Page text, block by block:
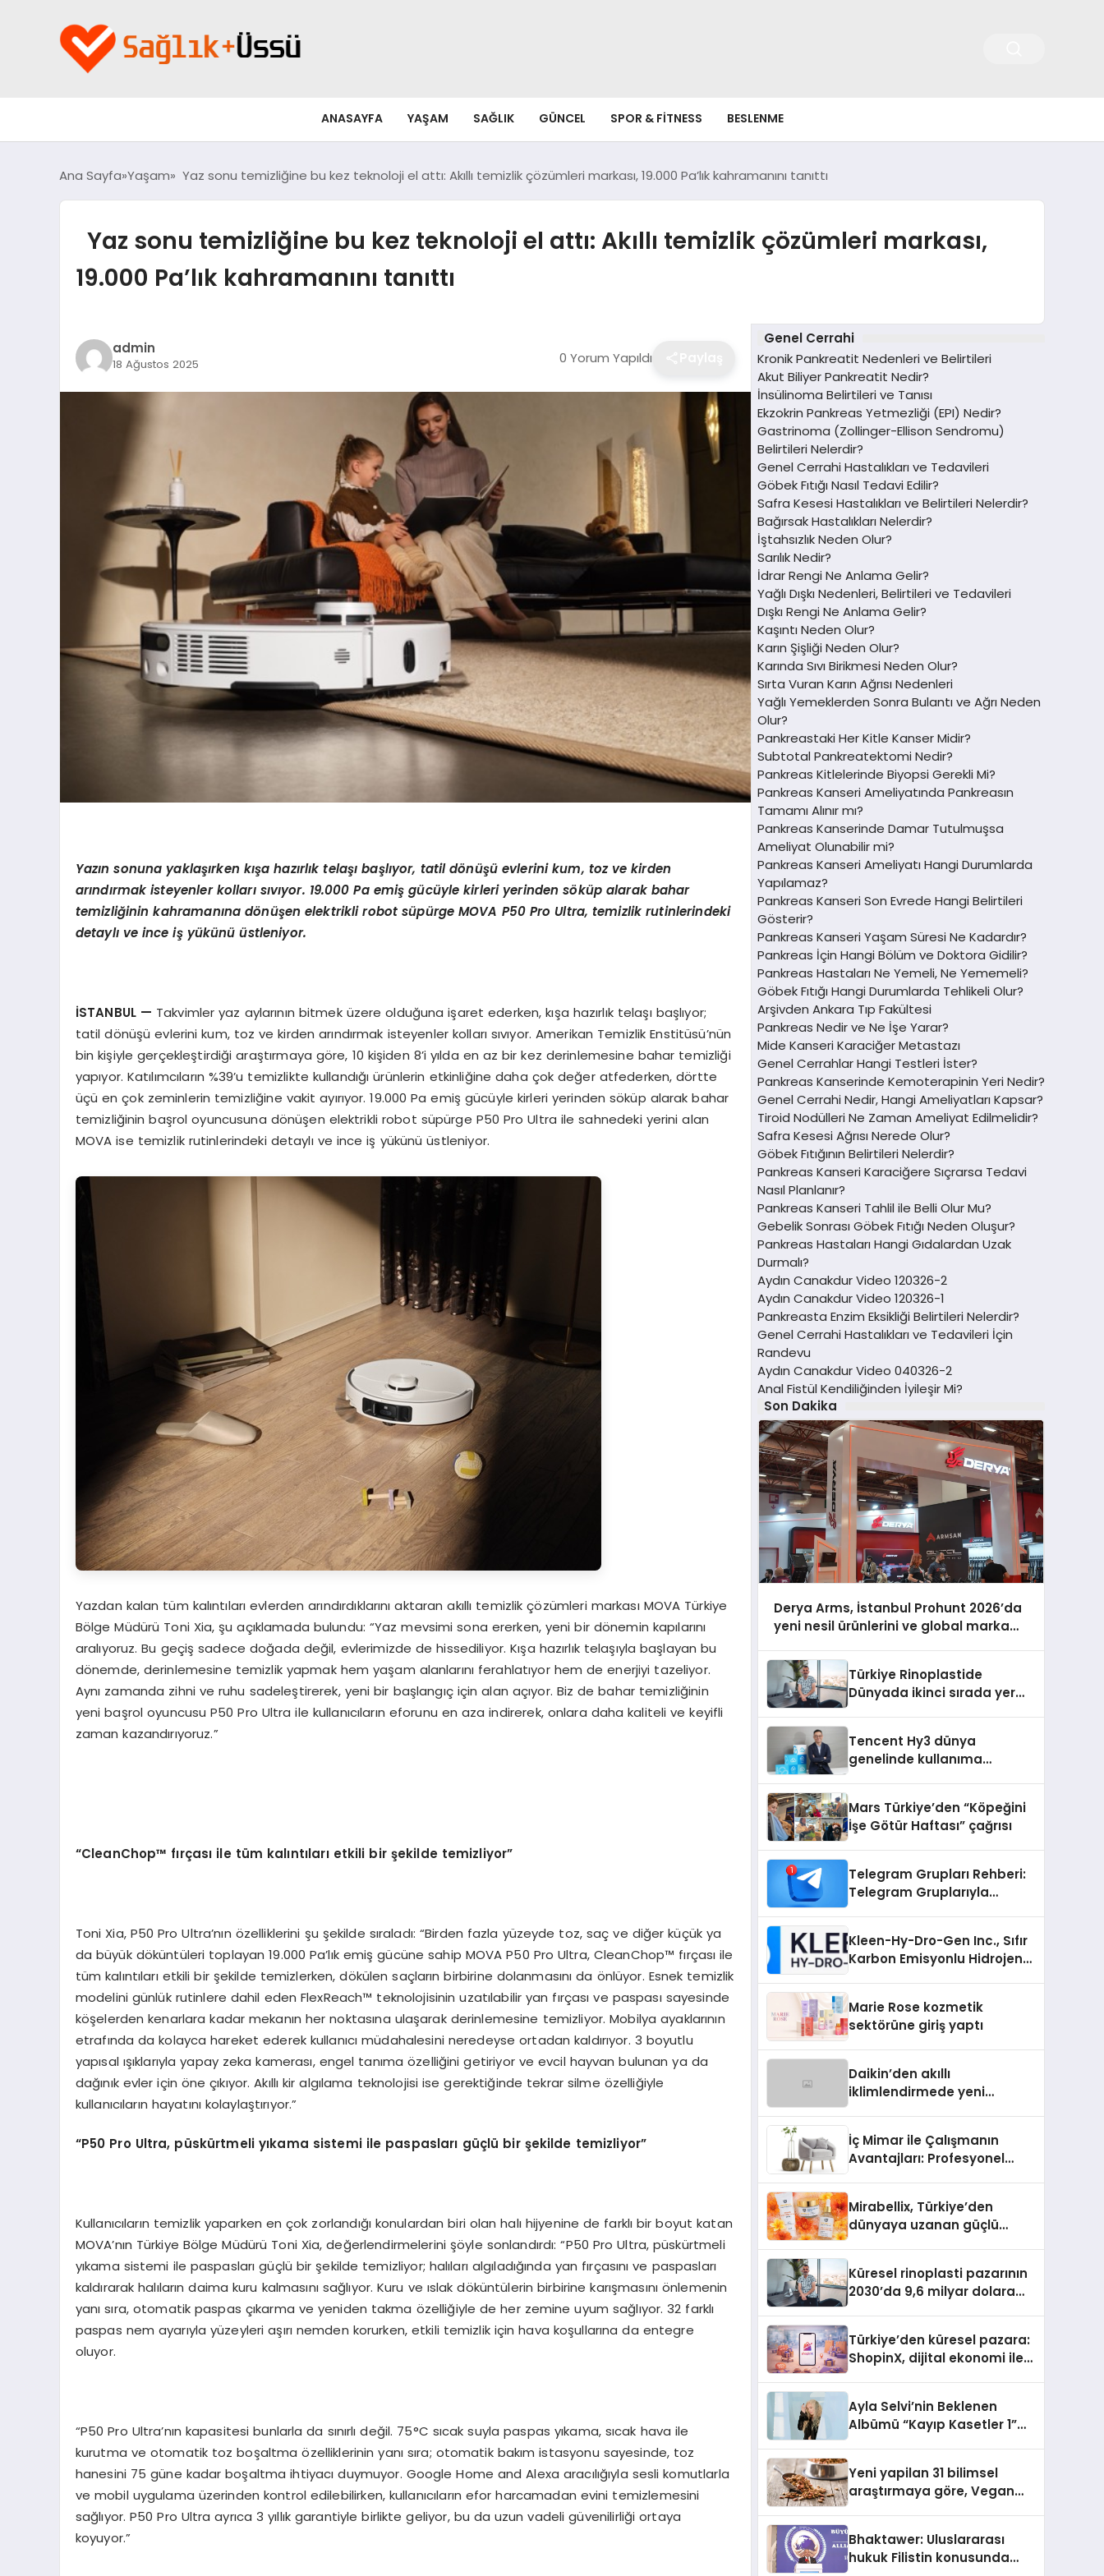
ANASAYFA YAŞAM SAĞLIK GÜNCEL SPOR & FITNESS BESLENME
Ana Sayfa Yaşam Yaz sonu temizliğine bu kez teknoloji el attı: Akıllı temizlik çözümleri markası, 19.000 Pa’lık kahramanını tanıttı
Yaz sonu temizliğine bu kez teknoloji el attı: Akıllı temizlik çözümleri markası,
19.000 Pa’lık kahramanını tanıttı
admin
18 Ağustos 2025 0 Yorum Yapıldı
Yazın sonuna yaklaşırken kışa hazırlık telaşıbaşlıyor, tatil dönüşü evlerini kum, toz ve kirden
arındırmak isteyenler kolları sıvıyor. 19.000 Pa emişgücüyle kirleri yerinden söküp alarak bahar
temizliğinin kahramanına dönüşen elektrikli robot süpürge MOVA P50 Pro Ultra, temizlik rutinlerindeki
detaylı ve ince iş yükünü üstleniyor.
İSTANBUL — Takvimler yaz aylarının bitmek üzere olduğuna işaret ederken, kışa hazırlık telaşı başlıyor;
tatil dönüşü evlerini kum, toz ve kirden arındırmak isteyenler kolları sıvıyor. Amerikan Temizlik Enstitüsü’nün
bin kişiyle gerçekleştirdiği araştırmaya göre, 10 kişiden 8’i yılda en az bir kez derinlemesine bahar temizliği
yapıyor. Katılımcıların %39’u temizlikte kullandığı ürünlerin etkinliğine daha çok değer atfederken, dörtte
üçü en çok zeminlerin temizliğine vakit ayırıyor. 19.000 Pa emiş gücüyle kirleri yerinden söküp alarak bahar
temizliğinin başrol oyuncusuna dönüşen elektrikli robot süpürge P50 Pro Ultra ile sahnedeki yerini alan
MOVA ise temizlik rutinlerindeki detaylı ve ince iş yükünü üstleniyor.
Yazdan kalan tüm kalıntıları evlerden arındırdıklarını aktaran akıllı temizlik çözümleri markası MOVA Türkiye
Bölge Müdürü Toni Xia, şu açıklamada bulundu: “Yaz mevsimi sona ererken, yeni bir dönemin kapılarını
aralıyoruz. Bu geçiş sadece doğada değil, evlerimizde de hissediliyor. Kışa hazırlık telaşıyla başlayan bu
dönemde, derinlemesine temizlik yapmak hem yaşam alanlarını ferahlatıyor hem de enerjiyi tazeliyor.
Aynı zamanda zihni ve ruhu sadeleştirerek, yeni bir başlangıç için alan açıyor. Biz de bahar temizliğinin
yeni başrol oyuncusu P50 Pro Ultra ile kullanıcıların eforunu en aza indirerek, onlara daha kaliteli ve keyifli
zaman kazandırıyoruz.”
“CleanChop™ fırçası ile tüm kalıntıları etkili bir şekilde temizliyor”
Toni Xia, P50 Pro Ultra’nın özelliklerini şu şekilde sıraladı: “Birden fazla yüzeyde toz, saç ve diğer küçük ya
da büyük döküntüleri toplayan 19.000 Pa’lık emiş gücüne sahip MOVA P50 Pro Ultra, CleanChop™ fırçası ile
tüm kalıntıları etkili bir şekilde temizlerken, dökülen saçların birbirine dolanmasını da önlüyor. Esnek temizlik
modelini günlük rutinlere dahil eden FlexReach™ teknolojisinin uzatılabilir yan fırçası ve paspası sayesinde
köşelerden kenarlara kadar mekanın her noktasına ulaşarak derinlemesine temizliyor. Mobilya ayaklarının
etrafında da kolayca hareket ederek kullanıcı müdahalesini neredeyse ortadan kaldırıyor. 3 boyutlu
yapısal ışıklarıyla yapay zeka kamerası, engel tanıma özelliğini getiriyor ve evcil hayvan bulunan ya da
dağınık evler için öne çıkıyor. Akıllı kir algılama teknolojisi ise gerektiğinde tekrar silme özelliğiyle
kullanıcıların hayatını kolaylaştırıyor.”
“P50 Pro Ultra, püskürtmeli yıkama sistemi ile paspasları güçlü bir şekilde temizliyor”
Kullanıcıların temizlik yaparken en çok zorlandığı konulardan biri olan halı hijyenine de farklı bir boyut katan
MOVA’nın Türkiye Bölge Müdürü Toni Xia, değerlendirmelerini şöyle sonlandırdı: “P50 Pro Ultra, püskürtmeli
yıkama sistemi ile paspasları güçlü bir şekilde temizliyor; halıları algıladığında yan fırçasını ve paspasları
kaldırarak halıların daima kuru kalmasını sağlıyor. Kuru ve ıslak döküntülerin birbirine karışmasını önlemenin
yanı sıra, otomatik paspas çıkarma ve yeniden takma özelliğiyle de her zemine uyum sağlıyor. 32 farklı
paspas nem ayarıyla yüzeyleri aşırı nemden korurken, etkili temizlik için hava koşullarına da entegre
oluyor.
“P50 Pro Ultra’nın kapasitesi bunlarla da sınırlı değil. 75°C sıcak suyla paspas yıkama, sıcak hava ile
kurutma ve otomatik toz boşaltma özelliklerinin yanı sıra; otomatik bakım istasyonu sayesinde, toz
hanesini 75 güne kadar boşaltma ihtiyacı duymuyor. Google Home and Alexa aracılığıyla sesli komutlarla
ve mobil uygulama üzerinden kontrol edilebilirken, kullanıcıların efor harcamadan evini temizlemesini
sağlıyor. P50 Pro Ultra ayrıca 3 yıllık garantiyle birlikte geliyor, bu da uzun vadeli güvenilirliği ortaya
koyuyor.”
Genel Cerrahi
Kronik Pankreatit Nedenleri ve Belirtileri
Akut Biliyer Pankreatit Nedir?
İnsülinoma Belirtileri ve Tanısı
Ekzokrin Pankreas Yetmezliği (EPI) Nedir?
Gastrinoma (Zollinger-Ellison Sendromu)
Belirtileri Nelerdir?
Genel Cerrahi Hastalıkları ve Tedavileri
Göbek Fıtığı Nasıl Tedavi Edilir?
Safra Kesesi Hastalıkları ve Belirtileri Nelerdir?
Bağırsak Hastalıkları Nelerdir?
İştahsızlık Neden Olur?
Sarılık Nedir?
İdrar Rengi Ne Anlama Gelir?
Yağlı Dışkı Nedenleri, Belirtileri ve Tedavileri
Dışkı Rengi Ne Anlama Gelir?
Kaşıntı Neden Olur?
Karın Şişliği Neden Olur?
Karında Sıvı Birikmesi Neden Olur?
Sırta Vuran Karın Ağrısı Nedenleri
Yağlı Yemeklerden Sonra Bulantı ve Ağrı Neden
Olur?
Pankreastaki Her Kitle Kanser Midir?
Subtotal Pankreatektomi Nedir?
Pankreas Kitlelerinde Biyopsi Gerekli Mi?
Pankreas Kanseri Ameliyatında Pankreasın
Tamamı Alınır mı?
Pankreas Kanserinde Damar Tutulmuşsa
Ameliyat Olunabilir mi?
Pankreas Kanseri Ameliyatı Hangi Durumlarda
Yapılamaz?
Pankreas Kanseri Son Evrede Hangi Belirtileri
Gösterir?
Pankreas Kanseri Yaşam Süresi Ne Kadardır?
Pankreas İçin Hangi Bölüm ve Doktora Gidilir?
Pankreas Hastaları Ne Yemeli, Ne Yememeli?
Göbek Fıtığı Hangi Durumlarda Tehlikeli Olur?
Arşivden Ankara Tıp Fakültesi
Pankreas Nedir ve Ne İşe Yarar?
Mide Kanseri Karaciğer Metastazı
Genel Cerrahlar Hangi Testleri İster?
Pankreas Kanserinde Kemoterapinin Yeri Nedir?
Genel Cerrahi Nedir, Hangi Ameliyatları Kapsar?
Tiroid Nodülleri Ne Zaman Ameliyat Edilmelidir?
Safra Kesesi Ağrısı Nerede Olur?
Göbek Fıtığının Belirtileri Nelerdir?
Pankreas Kanseri Karaciğere Sıçrarsa Tedavi
Nasıl Planlanır?
Pankreas Kanseri Tahlil ile Belli Olur Mu?
Gebelik Sonrası Göbek Fıtığı Neden Oluşur?
Pankreas Hastaları Hangi Gıdalardan Uzak
Durmalı?
Aydın Canakdur Video 120326-2
Aydın Canakdur Video 120326-1
Pankreasta Enzim Eksikliği Belirtileri Nelerdir?
Genel Cerrahi Hastalıkları ve Tedavileri İçin
Randevu
Aydın Canakdur Video 040326-2
Anal Fistül Kendiliğinden İyileşir Mi?
Son Dakika
Derya Arms, İstanbul Prohunt 2026’da
yeni nesil ürünlerini ve global marka
Türkiye Rinoplastide
Dünyada ikinci sırada yer
Tencent Hy3 dünya
genelinde kullanıma
Mars Türkiye’den “Köpeğini
İşe Götür Haftası” çağrısı
Telegram Grupları Rehberi:
Telegram Gruplarıyla
Kleen-Hy-Dro-Gen Inc., Sıfır
Karbon Emisyonlu Hidrojen
Aldı
Marie Rose kozmetik
sektörüne giriş yaptı
Daikin’den akıllı
iklimlendirmede yeni
İç Mimar ile Çalışmanın
Avantajları: Profesyonel
Mirabellix, Türkiye’den
dünyaya uzanan güçlü
Küresel rinoplasti pazarının
2030’da 9,6 milyar dolara
Türkiye’den küresel pazara:
ShopinX, dijital ekonomi ile
Ayla Selvi’nin Beklenen
Albümü “Kayıp Kasetler 1”
Yeni yapilan 31 bilimsel
araştırmaya göre, Vegan
Sindirildiğini Ortaya Koydu
Bhaktawer: Uluslararası
hukuk Filistin konusunda